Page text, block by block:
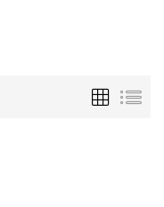
Foto-
tabel